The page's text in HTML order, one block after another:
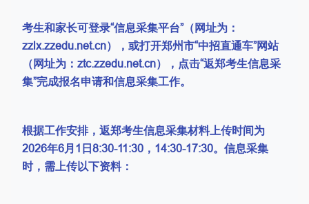
考生和家长可登录“信息采集平台”（网址为：
zzlx.zzedu.net.cn），或打开郑州市“中招直通车”网站
（网址为：ztc.zzedu.net.cn），点击“返郑考生信息采
集”完成报名申请和信息采集工作。
根据工作安排，返郑考生信息采集材料上传时间为
2026年6月1日8:30-11:30，14:30-17:30。信息采集
时，需上传以下资料：